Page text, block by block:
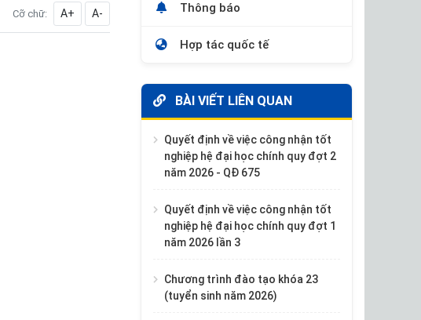
Cỡ chữ: A+ A- Thông báo
Hợp tác quốc tế
BÀI VIẾT LIÊN QUAN
Quyết định về việc công nhận tốt
nghiệp hệ đại học chính quy đợt 2
năm 2026 - QĐ 675
Quyết định về việc công nhận tốt
nghiệp hệ đại học chính quy đợt 1
năm 2026 lần 3
Chương trình đào tạo khóa 23
(tuyển sinh năm 2026)